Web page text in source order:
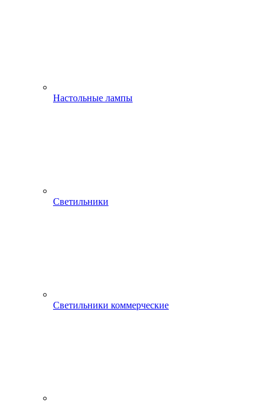
Настольные лампы
Светильники
Светильники коммерческие